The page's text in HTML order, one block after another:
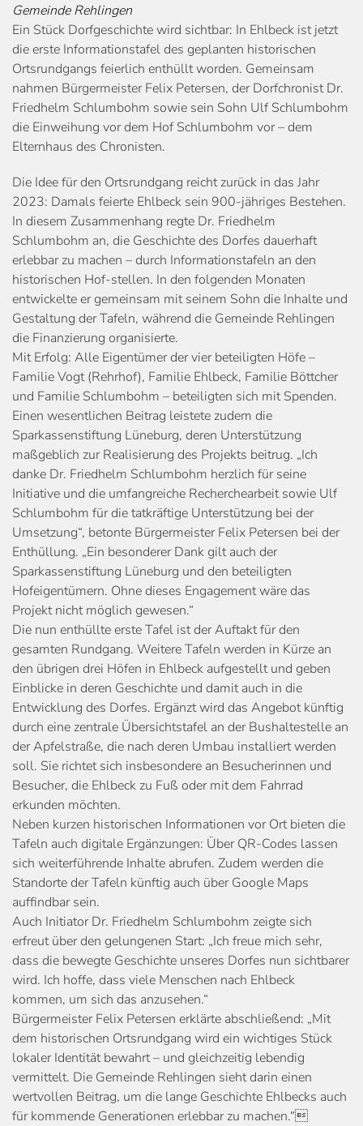
Gemeinde Rehlingen
Ein Stück Dorfgeschichte wird sichtbar: In Ehlbeck ist jetzt
die erste Informationstafel des geplanten historischen
Ortsrundgangs feierlich enthüllt worden. Gemeinsam
nahmen Bürgermeister Felix Petersen, der Dorfchronist Dr.
Friedhelm Schlumbohm sowie sein Sohn Ulf Schlumbohm
die Einweihung vor dem Hof Schlumbohm vor – dem
Elternhaus des Chronisten.
Die Idee für den Ortsrundgang reicht zurück in das Jahr
2023: Damals feierte Ehlbeck sein 900-jähriges Bestehen.
In diesem Zusammenhang regte Dr. Friedhelm
Schlumbohm an, die Geschichte des Dorfes dauerhaft
erlebbar zu machen – durch Informationstafeln an den
historischen Hof-stellen. In den folgenden Monaten
entwickelte er gemeinsam mit seinem Sohn die Inhalte und
Gestaltung der Tafeln, während die Gemeinde Rehlingen
die Finanzierung organisierte.
Mit Erfolg: Alle Eigentümer der vier beteiligten Höfe –
Familie Vogt (Rehrhof), Familie Ehlbeck, Familie Böttcher
und Familie Schlumbohm – beteiligten sich mit Spenden.
Einen wesentlichen Beitrag leistete zudem die
Sparkassenstiftung Lüneburg, deren Unterstützung
maßgeblich zur Realisierung des Projekts beitrug. „Ich
danke Dr. Friedhelm Schlumbohm herzlich für seine
Initiative und die umfangreiche Recherchearbeit sowie Ulf
Schlumbohm für die tatkräftige Unterstützung bei der
Umsetzung“, betonte Bürgermeister Felix Petersen bei der
Enthüllung. „Ein besonderer Dank gilt auch der
Sparkassenstiftung Lüneburg und den beteiligten
Hofeigentümern. Ohne dieses Engagement wäre das
Projekt nicht möglich gewesen.“
Die nun enthüllte erste Tafel ist der Auftakt für den
gesamten Rundgang. Weitere Tafeln werden in Kürze an
den übrigen drei Höfen in Ehlbeck aufgestellt und geben
Einblicke in deren Geschichte und damit auch in die
Entwicklung des Dorfes. Ergänzt wird das Angebot künftig
durch eine zentrale Übersichtstafel an der Bushaltestelle an
der Apfelstraße, die nach deren Umbau installiert werden
soll. Sie richtet sich insbesondere an Besucherinnen und
Besucher, die Ehlbeck zu Fuß oder mit dem Fahrrad
erkunden möchten.
Neben kurzen historischen Informationen vor Ort bieten die
Tafeln auch digitale Ergänzungen: Über QR-Codes lassen
sich weiterführende Inhalte abrufen. Zudem werden die
Standorte der Tafeln künftig auch über Google Maps
auffindbar sein.
Auch Initiator Dr. Friedhelm Schlumbohm zeigte sich
erfreut über den gelungenen Start: „Ich freue mich sehr,
dass die bewegte Geschichte unseres Dorfes nun sichtbarer
wird. Ich hoffe, dass viele Menschen nach Ehlbeck
kommen, um sich das anzusehen.“
Bürgermeister Felix Petersen erklärte abschließend: „Mit
dem historischen Ortsrundgang wird ein wichtiges Stück
lokaler Identität bewahrt – und gleichzeitig lebendig
vermittelt. Die Gemeinde Rehlingen sieht darin einen
wertvollen Beitrag, um die lange Geschichte Ehlbecks auch
für kommende Generationen erlebbar zu machen.“